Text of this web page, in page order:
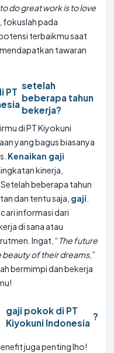
do great work is to love
fokuslah pada
terbaikmu saat
tawaran
PT
setelah
beberapa tahun
bekerja?
di PT Kiyokuni
yang bagus biasanya
Kenaikan gaji
kinerja,
beberapa tahun
dan tentu saja, gaji
informasi dari
di sana atau
Ingat, “The future
beauty of their dreams,”
bermimpi dan bekerja
gaji pokok di PT
Kiyokuni Indonesia
?
juga penting lho!